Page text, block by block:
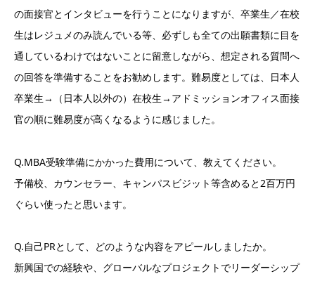
の面接官とインタビューを行うことになりますが、卒業生／在校
生はレジュメのみ読んでいる等、必ずしも全ての出願書類に目を
通しているわけではないことに留意しながら、想定される質問へ
の回答を準備することをお勧めします。難易度としては、日本人
卒業生→（日本人以外の）在校生→アドミッションオフィス面接
官の順に難易度が高くなるように感じました。
Q.MBA受験準備にかかった費用について、教えてください。
予備校、カウンセラー、キャンパスビジット等含めると2百万円
ぐらい使ったと思います。
Q.自己PRとして、どのような内容をアピールしましたか。
新興国での経験や、グローバルなプロジェクトでリーダーシップ